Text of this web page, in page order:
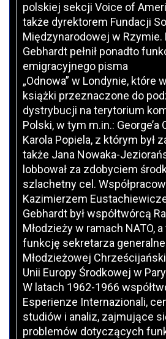
polskiej sekcji Voice of
także dyrektorem Fundacji
Międzynarodowej w
Gebhardt pełnił ponadto
emigracyjnego pisma
„Odnowa” w Londynie, które
książki przeznaczone do
dystrybucji na terytorium
Polski, w tym m.in.: George’a
Karola Popiela, z którym był
także Jana Nowaka-
lobbował za zdobyciem
szlachetny cel.
Kazimierzem
Gebhardt był współtwórcą
Młodzieży w ramach NATO, a
funkcję sekretarza
Młodzieżowej
Unii Europy Środkowej w
W latach 1962-1966
Esperienze Internazionali,
studiów i analiz, zajmujące
problemów dotyczących